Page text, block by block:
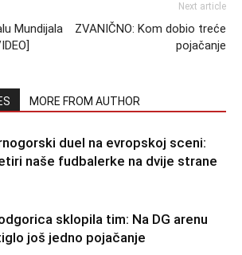
Mundijala
Next article
ZVANIČNO: Kom dobio treće
pojačanje
MORE FROM AUTHOR
duel na evropskoj sceni:
naše fudbalerke na dvije strane
sklopila tim: Na DG arenu
još jedno pojačanje